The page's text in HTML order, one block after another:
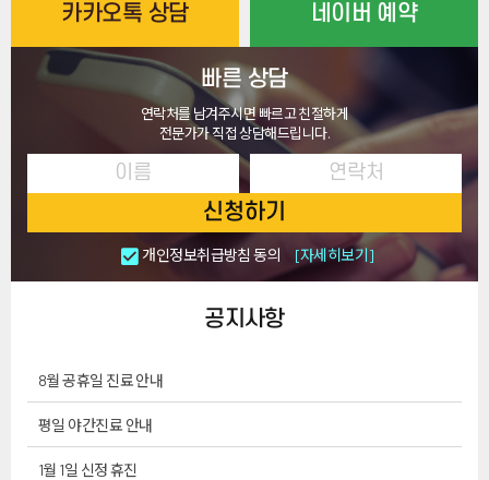
공지사항
8월 공휴일 진료 안내
평일 야간진료 안내
1월 1일 신정 휴진
카카오톡 상담 네이버 예약
빠른 상담
연락처를 남겨주시면 빠르고 친절하게
전문가가 직접 상담해드립니다.
신청하기
개인정보취급방침 동의 [자세히보기]